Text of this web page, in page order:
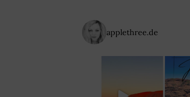
applethree.de